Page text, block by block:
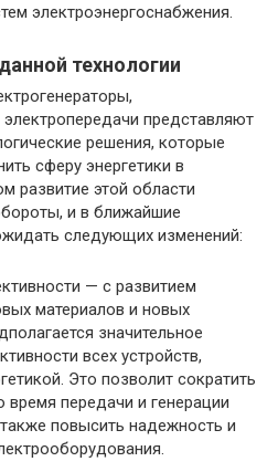
электроэнергоснабжения.
технологии
представляют
решения, которые
сферу энергетики в
этой области
и в ближайшие
следующих изменений:
— с развитием
материалов и новых
значительное
всех устройств,
Это позволит сократить
время передачи и генерации
повысить надежность и